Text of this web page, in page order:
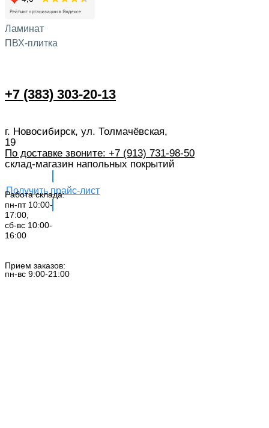
+7 (383) 303-20-13
г. Новосибирск, ул. Толмачёвская,
19
По доставке звоните: +7 (913) 731-98-50‬
склад-магазин напольных покрытий
Получить прайс-лист
Работа склада:
пн-пт 10:00-
17:00,
сб-вс 10:00-
16:00
Прием заказов:
пн-вс 9:00-21:00
Ламинат
ПВХ-плитка